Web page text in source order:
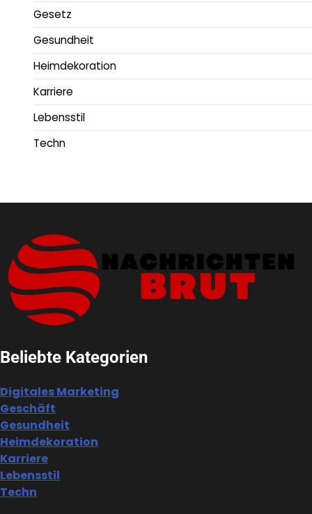
Gesetz
Gesundheit
Heimdekoration
Karriere
Lebensstil
Techn
Beliebte Kategorien
Digitales Marketing
Geschäft
Gesundheit
Heimdekoration
Karriere
Lebensstil
Techn